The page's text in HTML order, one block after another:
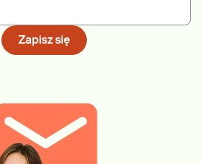
Zapisz się